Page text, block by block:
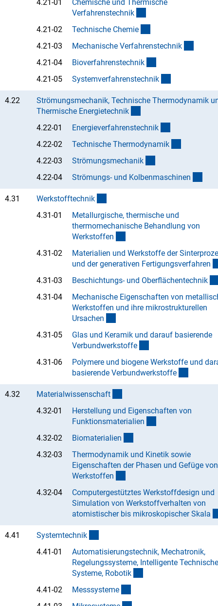
4.21-01
Chemische und Thermische
Verfahrenstechnik
4.21-02
Technische Chemie
4.21-03
Mechanische Verfahrenstechnik
4.21-04
Bioverfahrenstechnik
4.21-05
Systemverfahrenstechnik
4.22
Strömungsmechanik, Technische Thermodynamik
Thermische Energietechnik
4.22-01
Energieverfahrenstechnik
4.22-02
Technische Thermodynamik
4.22-03
Strömungsmechanik
4.22-04
Strömungs- und Kolbenmaschinen
4.31 Werkstofftechnik
4.31-01
Metallurgische, thermische und
thermomechanische Behandlung von
Werkstoffen
4.31-02
Materialien und Werkstoffe der
und der generativen Fertigungsverfahren
4.31-03
Beschichtungs- und Oberflächentechnik
4.31-04
Mechanische Eigenschaften von
Werkstoffen und ihre mikrostrukturellen
Ursachen
4.31-05
Glas und Keramik und darauf basierende
Verbundwerkstoffe
4.31-06
Polymere und biogene Werkstoffe und
basierende Verbundwerkstoffe
4.32 Materialwissenschaft
4.32-01
Herstellung und Eigenschaften von
Funktionsmaterialien
4.32-02
Biomaterialien
4.32-03
Thermodynamik und Kinetik sowie
Eigenschaften der Phasen und Gefüge von
Werkstoffen
4.32-04
Computergestütztes Werkstoffdesign und
Simulation von Werkstoffverhalten von
atomistischer bis mikroskopischer Skala
4.41 Systemtechnik
4.41-01
Automatisierungstechnik, Mechatronik,
Regelungssysteme, Intelligente Technische
Systeme, Robotik
4.41-02
Messsysteme